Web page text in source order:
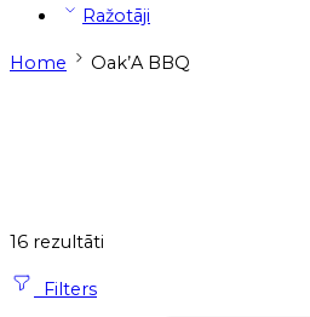
Ražotāji
Home Oak’A BBQ
16 rezultāti
Filters